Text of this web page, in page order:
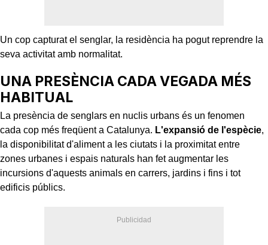
Un cop capturat el senglar, la residència ha pogut reprendre la
seva activitat amb normalitat.
UNA PRESÈNCIA CADA VEGADA MÉS
HABITUAL
La presència de senglars en nuclis urbans és un fenomen
cada cop més freqüent a Catalunya. L'expansió de l'espècie,
la disponibilitat d'aliment a les ciutats i la proximitat entre
zones urbanes i espais naturals han fet augmentar les
incursions d'aquests animals en carrers, jardins i fins i tot
edificis públics.